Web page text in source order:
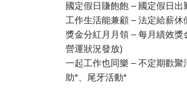
國定假日賺飽飽 – 國定假日出
工作生活能兼顧 – 法定給薪
獎金分紅月月領 – 每月績效獎
營運狀況發放)
一起工作也同樂 – 不定期歡聚
助*、尾牙活動*